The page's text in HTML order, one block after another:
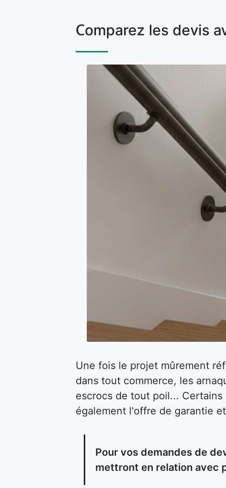
Comparez les devis
Une fois le projet mûrement
dans tout commerce, les
escrocs de tout poil...
également l'offre de garantie
Pour vos demandes de
mettront en relation avec